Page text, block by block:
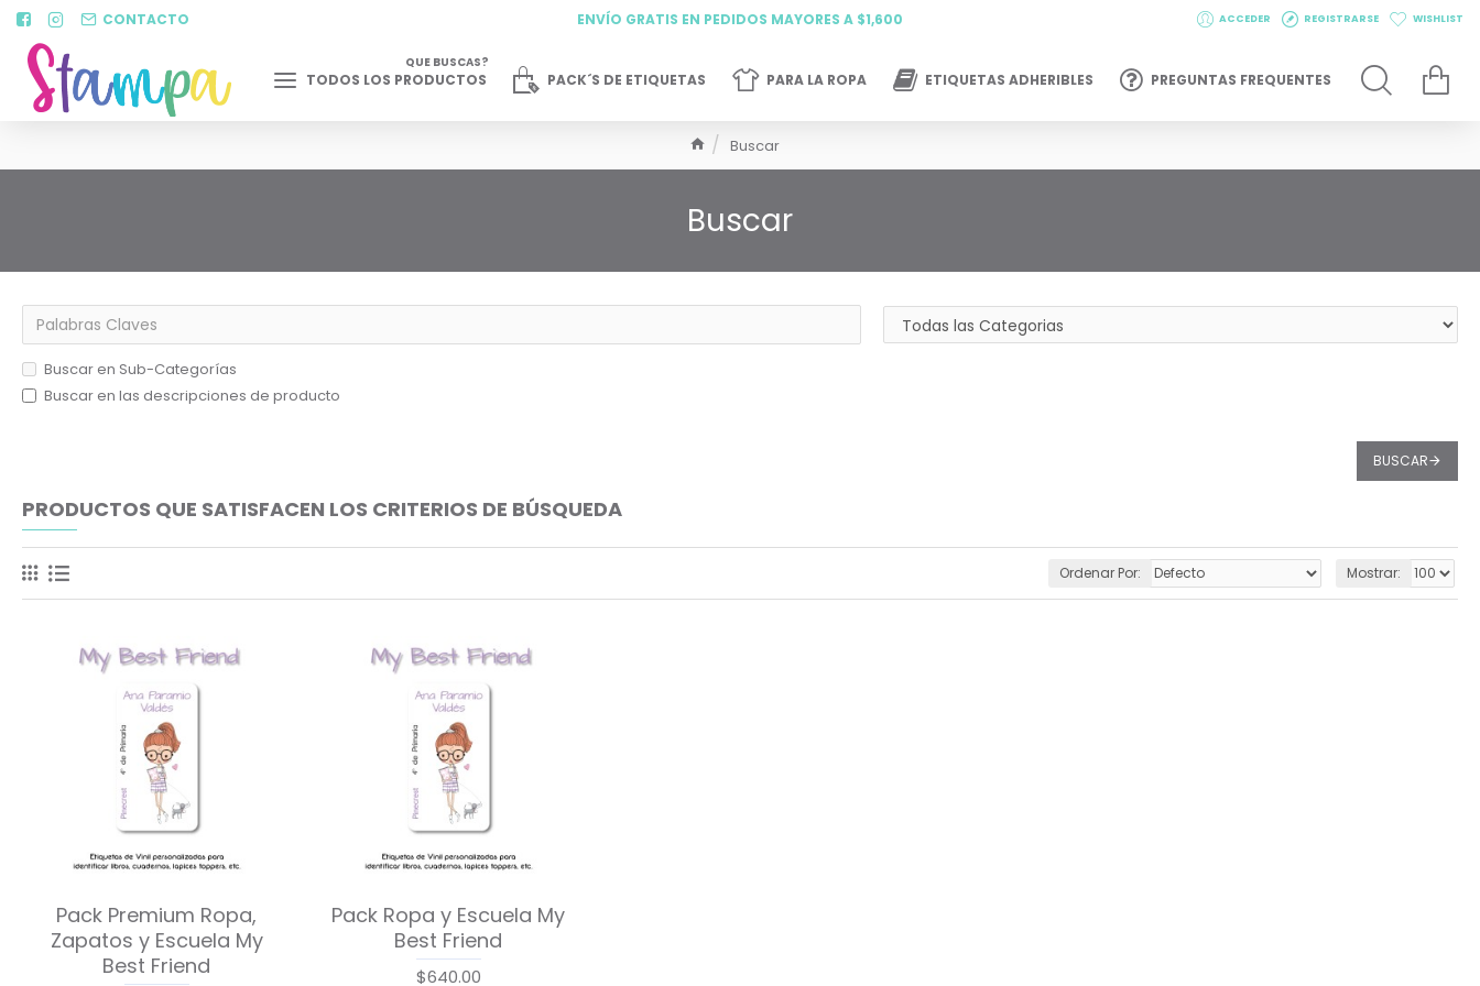
CONTACTO ENVÍO GRATIS EN PEDIDOS MAYORES A $1,600 ACCEDER REGISTRARSE WISHLIST
TODOS LOS PRODUCTOS
QUE BUSCAS?
PACK´S DE ETIQUETAS PARA LA ROPA ETIQUETAS ADHERIBLES PREGUNTAS FREQUENTES
Buscar
Buscar
Buscar en Sub-Categorías
Buscar en las descripciones de producto
BUSCAR
PRODUCTOS QUE SATISFACEN LOS CRITERIOS DE BÚSQUEDA
Ordenar Por: Mostrar:
Pack Premium Ropa,
Zapatos y Escuela My
Best Friend
Pack Ropa y Escuela My
Best Friend
$640.00